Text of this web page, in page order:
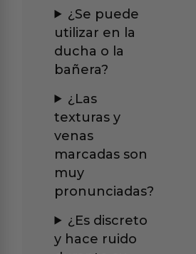
¿Se puede
utilizar en la
ducha o la
bañera?
¿Las
texturas y
venas
marcadas son
muy
pronunciadas?
¿Es discreto
y hace ruido